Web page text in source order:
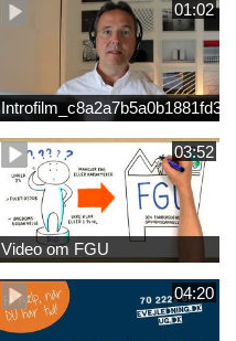
01:02
03:52
Video om FGU
04:20